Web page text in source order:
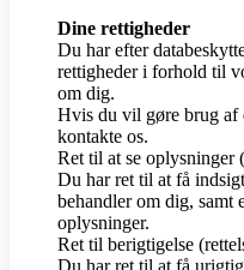
Dine rettigheder
Du har efter
rettigheder i forhold til
om dig.
Hvis du vil gøre brug af
kontakte os.
Ret til at se oplysninger
Du har ret til at få
behandler om dig, samt
oplysninger.
Ret til berigtigelse